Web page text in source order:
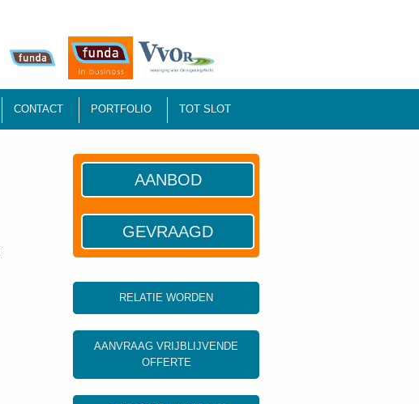
CONTACT PORTFOLIO TOT SLOT
AANBOD
GEVRAAGD
RELATIE WORDEN
AANVRAAG VRIJBLIJVENDE
OFFERTE